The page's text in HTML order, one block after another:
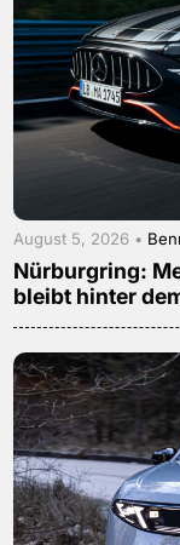
August 5, 2026 •
Nürburgring:
bleibt hinter